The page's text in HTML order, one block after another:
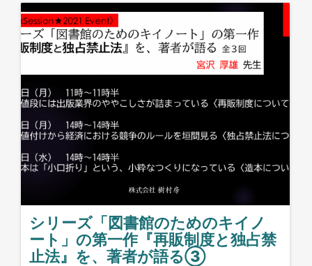
シリーズ「図書館のためのキイノ
ート」の第一作『再販制度と独占禁
止法』を、著者が語る③